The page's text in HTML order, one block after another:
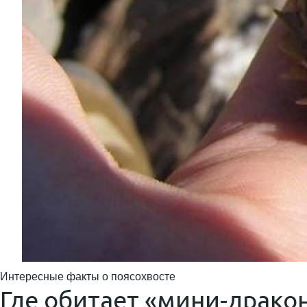
Интересные факты о поясохвосте
Где обитает «мини-